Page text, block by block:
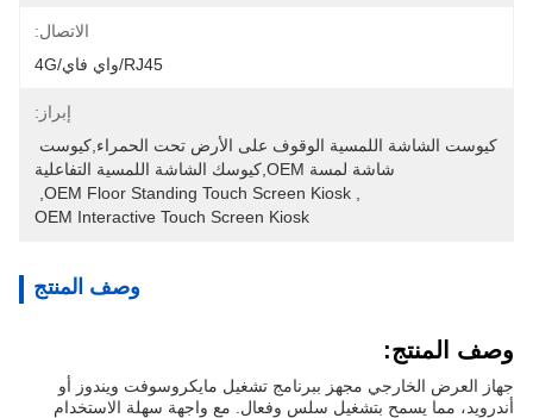
الاتصال:
RJ45/واي فاي/4G
إبراز:
شاشة لمسة OEM,كيوسك الشاشة اللمسية التفاعلية
OEM Floor Standing Touch Screen Kiosk
OEM Interactive Touch Screen Kiosk
وصف المنتج
وصف المنتج:
جهاز العرض الخارجي مجهز ببرنامج تشغيل مايكروسوفت ويندوز أو
أندرويد، مما يسمح بتشغيل سلس وفعال. مع واجهة سهلة الاستخدام